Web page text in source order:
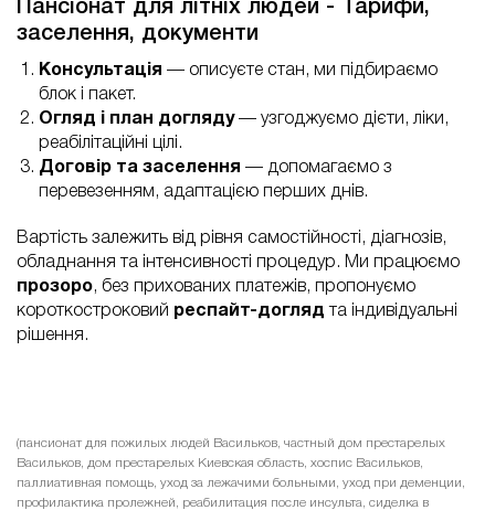
Пансіонат для літніх людей - Тарифи,
заселення, документи
Консультація — описуєте стан, ми підбираємо
блок і пакет.
Огляд і план догляду— узгоджуємо дієти, ліки,
реабілітаційні цілі.
Договір та заселення — допомагаємо з
перевезенням, адаптацією перших днів.
Вартість залежить від рівня самостійності, діагнозів,
обладнання та інтенсивності процедур. Ми працюємо
прозоро, без прихованих платежів, пропонуємо
короткостроковий
респайт-догляд та індивідуальні
рішення.
(пансионат для пожилых людей Васильков, частный дом престарелых
Васильков, дом престарелых Киевская область, хоспис Васильков,
паллиативная помощь, уход за лежачими больными, уход при деменции,
профилактика пролежней, реабилитация после инсульта, сиделка в